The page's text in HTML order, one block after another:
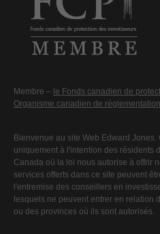
Membre – le Fonds canadien de
Organisme canadien de
Bienvenue au site Web Edward
uniquement à l'intention des résidents
Canada où la loi nous autorise à offrir
services offerts dans ce site peuvent
l'entremise des conseillers en
lesquels ne peuvent entrer en relation
ou des provinces où ils sont autorisés.